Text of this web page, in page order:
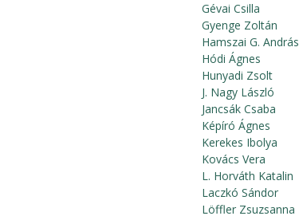
Gévai Csilla
Gyenge Zoltán
Hamszai G. András
Hódi Ágnes
Hunyadi Zsolt
J. Nagy László
Jancsák Csaba
Képíró Ágnes
Kerekes Ibolya
Kovács Vera
L. Horváth Katalin
Laczkó Sándor
Löffler Zsuzsanna